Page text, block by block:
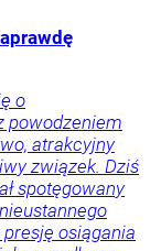
o
powodzeniem
atrakcyjny
związek. Dziś
spotęgowany
osiągania